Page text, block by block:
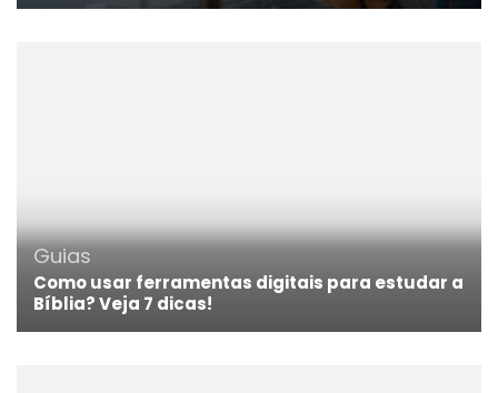
Guias
Como usar ferramentas digitais para estudar a
Bíblia? Veja 7 dicas!